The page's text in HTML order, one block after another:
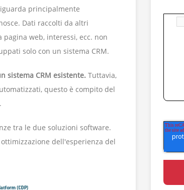
principalmente
Dati raccolti da altri
web, interessi, ecc. non
solo con un sistema CRM.
sistema CRM esistente. Tuttavia,
questo è compito del
tra le due soluzioni software.
dell'esperienza del